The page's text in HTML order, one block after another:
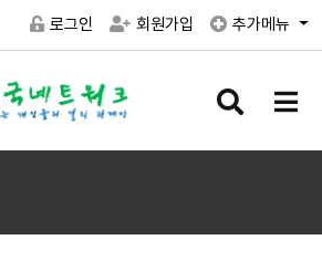
로그인 회원가입 추가메뉴
검
버
메
버